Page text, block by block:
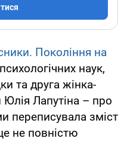
Покоління на
наук,
та друга жінка-
Юлія Лапутіна – про
переписувала зміст
не повністю